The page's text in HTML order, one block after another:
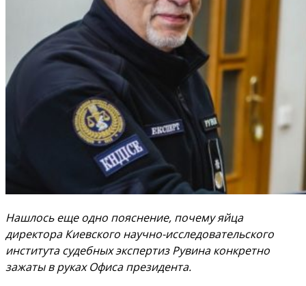
Нашлось еще одно пояснение, почему яйца
директора Киевского научно-исследовательского
института судебных экспертиз Рувина конкретно
зажаты в руках Офиса президента.